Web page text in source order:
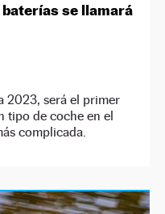
se llamará
2023, será el primer
tipo de coche en el
complicada.